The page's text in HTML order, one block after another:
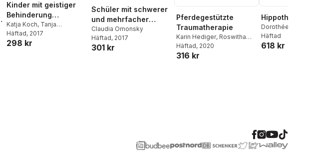
Kinder mit geistiger
Behinderung
unterrichten
Katja Koch, Tanja
Jungmann
Häftad, 2017
298 kr
Schüler mit schwerer
und mehrfacher
Behinderung im
inklusiven Unterricht
Claudia Omonsky
Häftad, 2017
301 kr
Pferdegestützte
Traumatherapie
Karin Hediger, Roswitha
Zink
Häftad, 2020
316 kr
Hippotherapie
Dorothée
Häftad
618 kr